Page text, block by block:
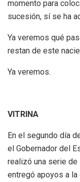
momento para
sucesión, sí se ha
Ya veremos qué
restan de este
Ya veremos.
VITRINA
En el segundo día
el Gobernador del
realizó una serie
entregó apoyos a